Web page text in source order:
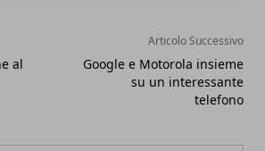
al
Articolo Successivo
Google e Motorola insieme
su un interessante
telefono